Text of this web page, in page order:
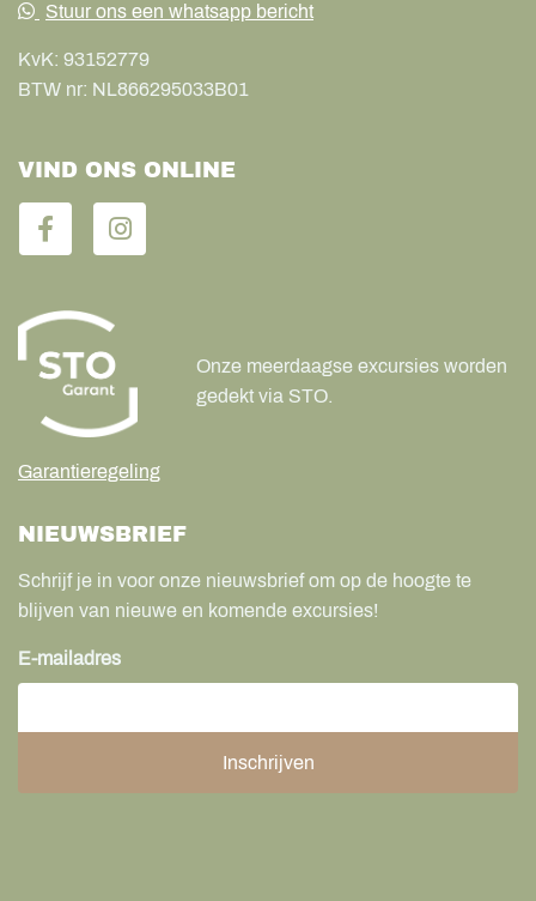
Stuur ons een whatsapp bericht
KvK: 93152779
BTW nr: NL866295033B01
VIND ONS ONLINE
Garantieregeling
Onze meerdaagse excursies worden
gedekt via STO.
NIEUWSBRIEF
Schrijf je in voor onze nieuwsbrief om op de hoogte te
blijven van nieuwe en komende excursies!
E-mailadres